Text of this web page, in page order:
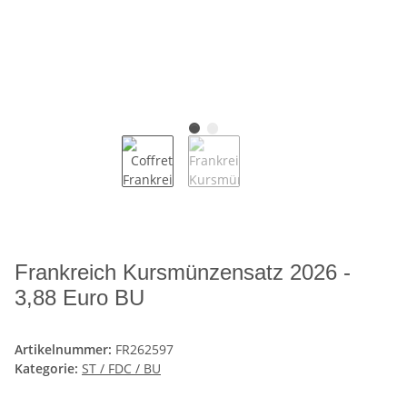
Frankreich Kursmünzensatz 2026 -
3,88 Euro BU
Artikelnummer: FR262597
Kategorie: ST / FDC / BU